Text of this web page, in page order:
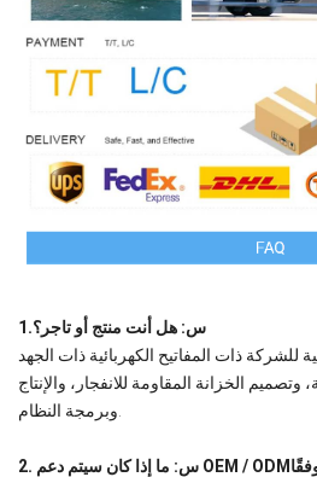
1.س: هل أنت منتج أو تاجر؟
للشركة ذات المفاتيح الكهربائية ذات الجهد
الخزانة المقاومة للانفجار، والإنتاج
2. س: ما إذا كان سيتم دعم OEM / ODM؟ هل يمكنك تصميم المعدات وفقًا